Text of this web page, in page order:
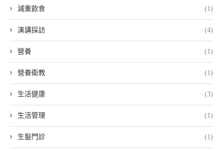
減重飲食 (1)
演講採訪 (4)
營養 (1)
營養衛教 (1)
生活健康 (3)
生活管理 (1)
生髮門診 (1)